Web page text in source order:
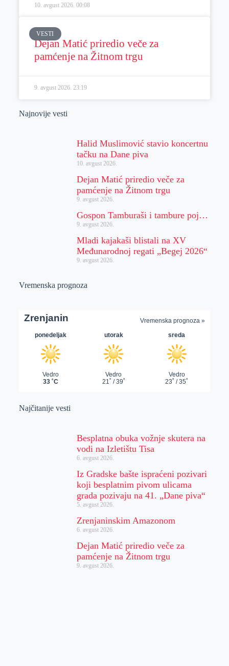
10. avgust 2026. 00:08
VESTI
Dejan Matić priredio veče za
pamćenje na Žitnom trgu
9. avgust 2026. 23:19
Najnovije vesti
Halid Muslimović stavio koncertnu
tačku na Dane piva
10. avgust 2026.
Dejan Matić priredio veče za
pamćenje na Žitnom trgu
9. avgust 2026.
Gospon Tamburaši i tambure poj…
9. avgust 2026.
Mladi kajakaši blistali na XV
Međunarodnoj regati „Begej 2026“
9. avgust 2026.
Vremenska prognoza
Najčitanije vesti
Besplatna obuka vožnje skutera na
vodi na Izletištu Tisa
6. avgust 2026.
Iz Gradske bašte ispraćeni pozivari
koji besplatnim pivom ulicama
grada pozivaju na 41. „Dane piva“
5. avgust 2026.
Zrenjaninskim Amazonom
6. avgust 2026.
Dejan Matić priredio veče za
pamćenje na Žitnom trgu
9. avgust 2026.